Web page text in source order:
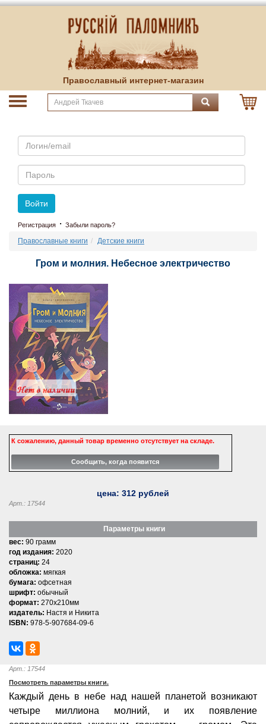
Православный интернет-магазин
Email
Пароль
Войти
Регистрация · Забыли пароль?
Православные книги Детские книги
Гром и молния. Небесное электричество
К сожалению, данный товар временно отсутствует на складе.
цена: 312 рублей
Арт.: 17544
Параметры книги
вес: 90 грамм
год издания: 2020
страниц: 24
обложка: мягкая
бумага: офсетная
шрифт: обычный
формат: 270x210мм
издатель: Настя и Никита
ISBN: 978-5-907684-09-6
Арт.: 17544
Посмотреть параметры книги.
Каждый день в небе над нашей планетой возникают
четыре миллиона молний, и их появление